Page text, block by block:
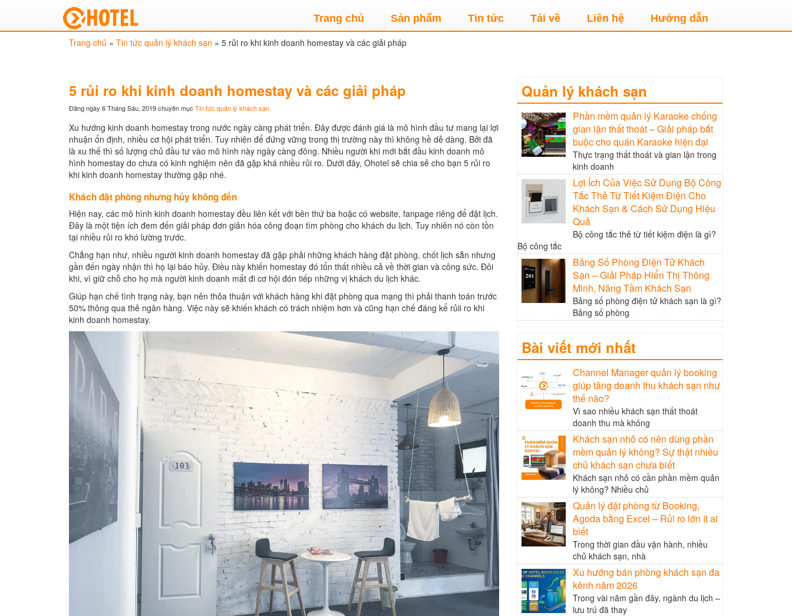
Trang chủ Sản phẩm Tin tức Tải về Liên hệ Hướng dẫn
Trang chủ » Tin tức quản lý khách sạn » 5 rủi ro khi kinh doanh homestay và các giải pháp
5 rủi ro khi kinh doanh homestay và các giải pháp
Đăng ngày 6 Tháng Sáu, 2019chuyên mục Tin tức quản lý khách sạn
Xu hướng kinh doanh homestay trong nước ngày càng phát triển. Đây được đánh giá là mô hình đầu tư mang lại lợi
nhuận ổn định, nhiều cơ hội phát triển. Tuy nhiên để đứng vững trong thị trường này thì không hề dễ dàng. Bởi đã
là xu thế thì số lượng chủ đầu tư vào mô hình này ngày càng đông. Nhiều người khi mới bắt đầu kinh doanh mô
hình homestay do chưa có kinh nghiệm nên đã gặp khá nhiều rủi ro. Dưới đây, Ohotel sẽ chia sẻ cho bạn 5 rủi ro
khi kinh doanh homestay thường gặp nhé.
Khách đặt phòng nhưng hủy không đến
Hiện nay, các mô hình kinh doanh homestay đều liên kết với bên thứ ba hoặc có website, fanpage riêng để đặt lịch.
Đây là một tiện ích đem đến giải pháp đơn giản hóa công đoạn tìm phòng cho khách du lịch. Tuy nhiên nó còn tồn
tại nhiều rủi ro khó lường trước.
Chẳng hạn như, nhiều người kinh doanh homestay đã gặp phải những khách hàng đặt phòng, chốt lịch sẵn nhưng
gần đến ngày nhận thì họ lại báo hủy. Điều này khiến homestay đó tổn thất nhiều cả về thời gian và công sức. Đôi
khi, vì giữ chỗ cho họ mà người kinh doanh mất đi cơ hội đón tiếp những vị khách du lịch khác.
Giúp hạn chế tình trạng này, bạn nên thỏa thuận với khách hàng khi đặt phòng qua mạng thì phải thanh toán trước
50% thông qua thẻ ngân hàng. Việc này sẽ khiến khách có trách nhiệm hơn và cũng hạn chế đáng kể rủii ro khi
kinh doanh homestay.
Quản lý khách sạn
Phần mềm quản lý Karaoke chống
gian lận thất thoát – Giải pháp bắt
buộc cho quán Karaoke hiện đại
Thực trạng thất thoát và gian lận trong
kinh doanh
Lợi Ích Của Việc Sử Dụng Bộ Công
Tắc Thẻ Từ Tiết Kiệm Điện Cho
Khách Sạn & Cách Sử Dụng Hiệu
Quả
Bộ công tắc thẻ từ tiết kiệm điện là gì?
Bộ công tắc
Bảng Số Phòng Điện Tử Khách
Sạn – Giải Pháp Hiển Thị Thông
Minh, Nâng Tầm Khách Sạn
Bảng số phòng điện tử khách sạn là gì?
Bảng số phòng
Bài viết mới nhất
Channel Manager quản lý booking
giúp tăng doanh thu khách sạn như
thế nào?
Vì sao nhiều khách sạn thất thoát
doanh thu mà không
Khách sạn nhỏ có nên dùng phần
mềm quản lý không? Sự thật nhiều
chủ khách sạn chưa biết
Khách sạn nhỏ có cần phần mềm quản
lý không? Nhiều chủ
Quản lý đặt phòng từ Booking,
Agoda bằng Excel – Rủi ro lớn ít ai
biết
Trong thời gian đầu vận hành, nhiều
chủ khách sạn, nhà
Xu hướng bán phòng khách sạn đa
kênh năm 2026
Trong vài năm gần đây, ngành du lịch –
lưu trú đã thay